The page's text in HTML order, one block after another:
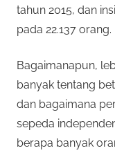
tahun 2015, dan
pada 22.137 orang.
Bagaimanapun,
banyak tentang
dan bagaimana
sepeda
berapa banyak